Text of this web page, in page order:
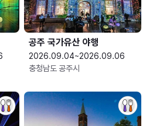
공주 국가유산 야행
2026.09.04~2026.09.06
충청남도 공주시